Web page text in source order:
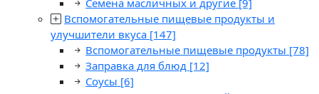
Семена масличных и другие [9]
Вспомогательные пищевые продукты и
улучшители вкуса [147]
Вспомогательные пищевые продукты [78]
Заправка для блюд [12]
Соусы [6]